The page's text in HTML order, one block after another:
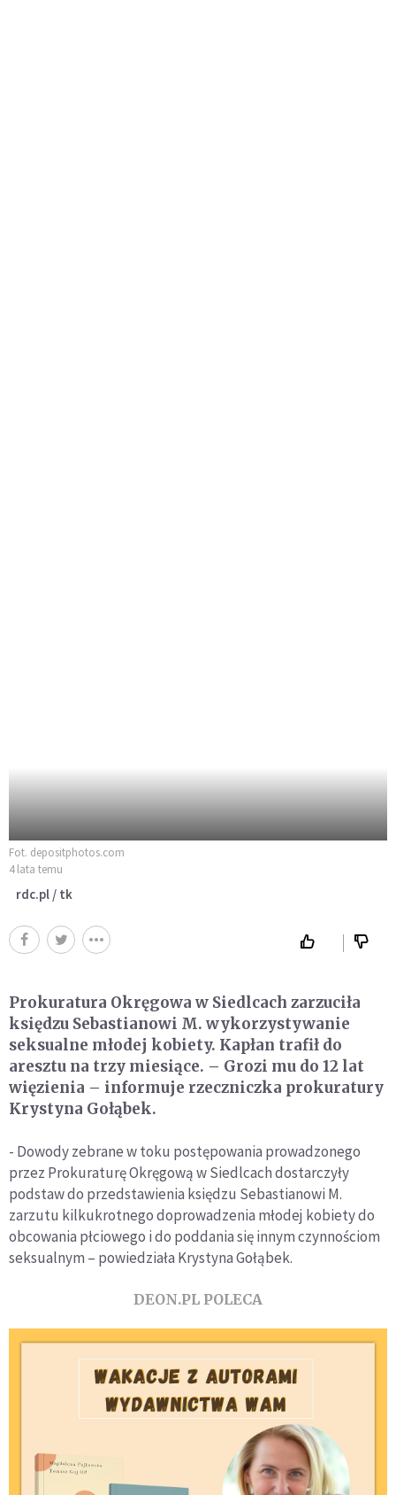
Fot. depositphotos.com
4 lata temu
rdc.pl / tk
Prokuratura Okręgowa w Siedlcach zarzuciła
księdzu Sebastianowi M. wykorzystywanie
seksualne młodej kobiety. Kapłan trafił do
aresztu na trzy miesiące. – Grozi mu do 12 lat
więzienia – informuje rzeczniczka prokuratury
Krystyna Gołąbek.
- Dowody zebrane w toku postępowania prowadzonego
przez Prokuraturę Okręgową w Siedlcach dostarczyły
podstaw do przedstawienia księdzu Sebastianowi M.
zarzutu kilkukrotnego doprowadzenia młodej kobiety do
obcowania płciowego i do poddania się innym czynnościom
seksualnym – powiedziała Krystyna Gołąbek.
DEON.PL POLECA